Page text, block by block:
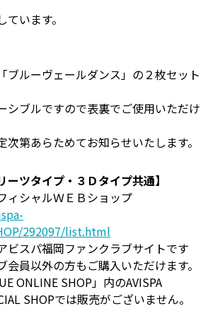
います。
ブルーヴェールダンス」の２枚セット
シブルですので表裏でご使用いただけ
第あらためてお知らせいたします。
ーツタイプ・３Ｄタイプ共通】
ィシャルＷＥＢショップ
292097/list.html
ビスパ福岡ファンクラブサイトです
会員以外の方もご購入いただけます。
ONLINE SHOP」内のAVISPA
SHOPでは販売がございません。